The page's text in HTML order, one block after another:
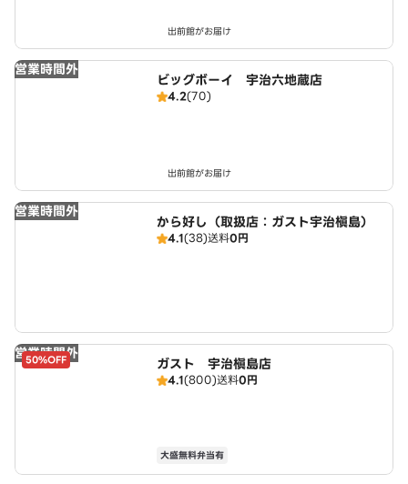
出前館がお届け
営業時間外
ビッグボーイ 宇治六地蔵店
4.2(70)
出前館がお届け
営業時間外
から好し（取扱店：ガスト宇治槇島）
4.1(38)送料0円
営業時間外
50%OFF ガスト 宇治槇島店
4.1(800)送料0円
大盛無料弁当有